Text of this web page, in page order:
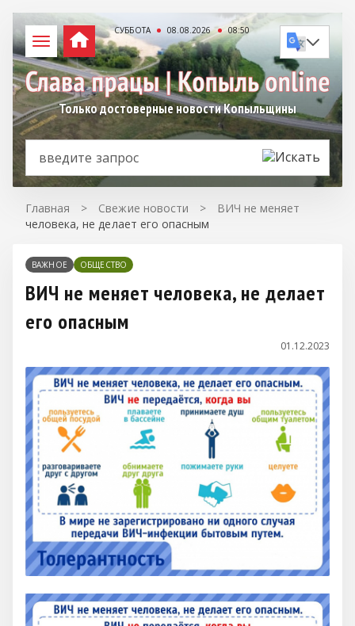
СУББОТА 08.08.2026 08:50
Только достоверные новости Копыльщины
Главная > Свежие новости >
ВИЧ не меняет
человека, не делает его опасным
ВАЖНОЕ ОБЩЕСТВО
ВИЧ не меняет человека, не делает
его опасным
01.12.2023